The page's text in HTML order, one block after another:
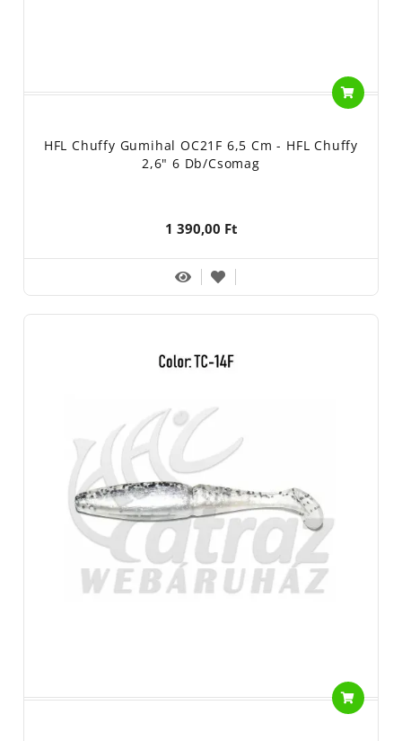
HFL Chuffy Gumihal OC21F 6,5 Cm - HFL Chuffy
2,6" 6 Db/csomag
1 390,00 Ft